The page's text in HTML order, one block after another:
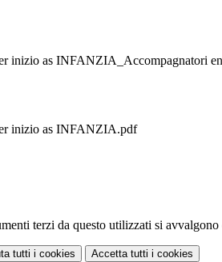
inizio as INFANZIA_Accompagnatori
inizio as INFANZIA.pdf
terzi da questo utilizzati si
tutti i cookies Accetta tutti i cookies